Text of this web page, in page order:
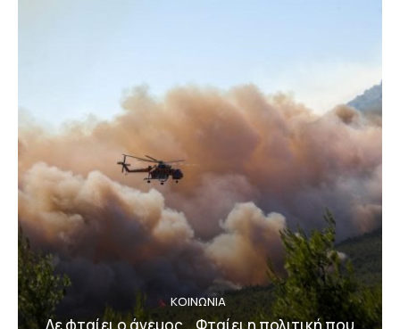
ΚΟΙΝΩΝΙΑ
Δε φταίει ο άνεμος… Φταίει η πολιτική που